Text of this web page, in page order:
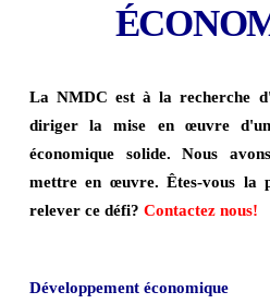
La NMDC est à la recherche
diriger la mise en œuvre d'un
économique solide. Nous
mettre en œuvre. Êtes-vous la
relever ce défi? Contactez nous!
Développement économique